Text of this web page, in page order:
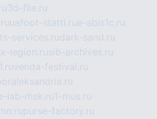
3d-file.ru
uafoot-statti.rue-abis1c.ru
services.rudark-sand.ru
x-legion.rusib-archives.ru
venda-festival.ru
lab-msk.ru1-mus.ru
purse-factory.ru